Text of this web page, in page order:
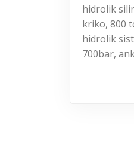
hidrolik
kriko, 800
hidrolik
700bar,